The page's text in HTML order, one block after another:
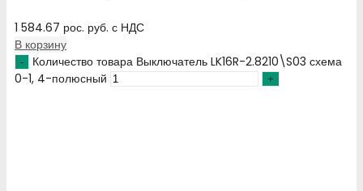
1 584.67 рос. руб. с НДС
В корзину
Количество товара Выключатель LK16R-2.8210\S03 схема
0-1, 4-полюсный